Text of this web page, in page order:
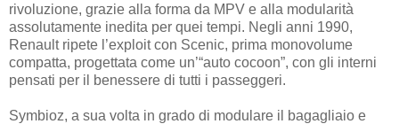
rivoluzione, grazie alla forma da MPV e alla modularità
assolutamente inedita per quei tempi. Negli anni 1990,
Renault ripete l’exploit con Scenic, prima monovolume
compatta, progettata come un’“auto cocoon”, con gli interni
pensati per il benessere di tutti i passeggeri.
Symbioz, a sua volta in grado di modulare il bagagliaio e